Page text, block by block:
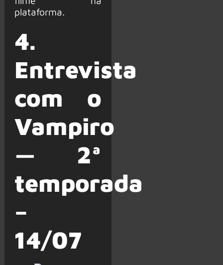
plataforma.
4.
Entrevista
com o
Vampiro
— 2ª
temporada
–
14/07